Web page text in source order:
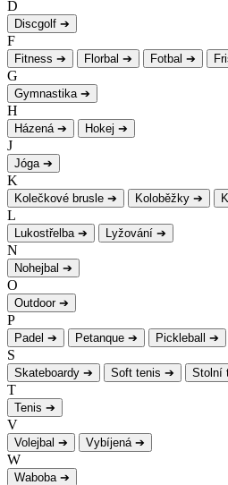
D
Discgolf ➔
F
Fitness ➔ Florbal ➔ Fotbal ➔
G
Gymnastika ➔
H
Házená ➔ Hokej ➔
J
Jóga ➔
K
Kolečkové brusle ➔ Koloběžky ➔
L
Lukostřelba ➔ Lyžování ➔
N
Nohejbal ➔
O
Outdoor ➔
P
Padel ➔ Petanque ➔ Pickleball ➔
S
Skateboardy ➔ Soft tenis ➔ Stolní
T
Tenis ➔
V
Volejbal ➔ Vybíjená ➔
W
Waboba ➔